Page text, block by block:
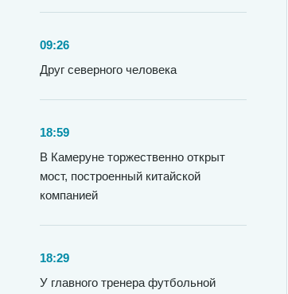
09:26
Друг северного человека
18:59
В Камеруне торжественно открыт
мост, построенный китайской
компанией
18:29
У главного тренера футбольной